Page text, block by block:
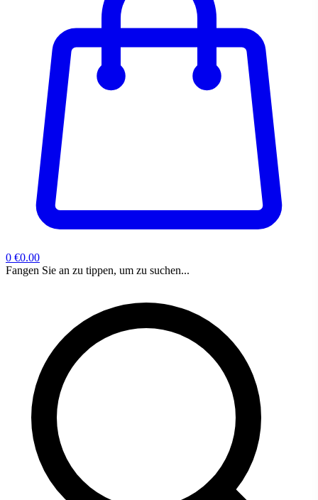
0 €0.00
Fangen Sie an zu tippen, um zu suchen...